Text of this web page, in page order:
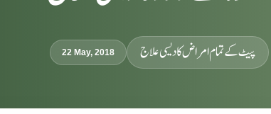
22 May, 2018 پیٹ کے تمام امراض کا دیسی علاج